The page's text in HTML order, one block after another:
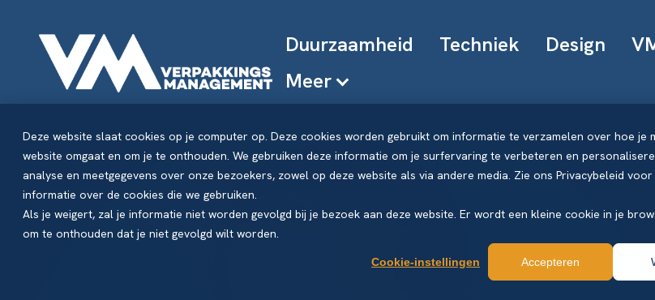
Deze website slaat cookies op je computer op. Deze cookies worden gebruikt om informatie te verzamelen over hoe je
website omgaat en om je te onthouden. We gebruiken deze informatie om je surfervaring te verbeteren en
analyse en meetgegevens over onze bezoekers, zowel op deze website als via andere media. Zie ons Privacybeleid voor
informatie over de cookies die we gebruiken.
Als je weigert, zal je informatie niet worden gevolgd bij je bezoek aan deze website. Er wordt een kleine cookie in je
om te onthouden dat je niet gevolgd wilt worden.
Cookie-instellingen Accepteren
Duurzaamheid Techniek Design
Meer